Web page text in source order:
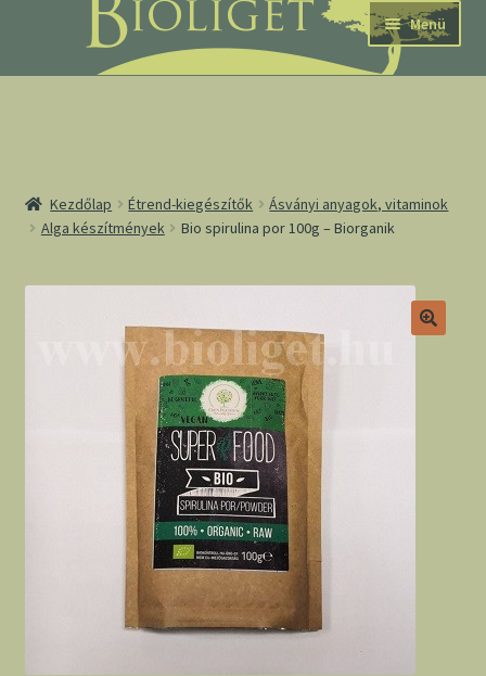
navigációhoz
tartalomba
Menü
Kezdőlap Étrend-kiegészítők
Ásványi anyagok, vitaminok
Alga készítmények
Bio spirulina por 100g – Biorganik